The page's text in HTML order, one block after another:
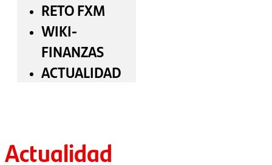
RETO FXM
WIKI-
FINANZAS
ACTUALIDAD
Actualidad